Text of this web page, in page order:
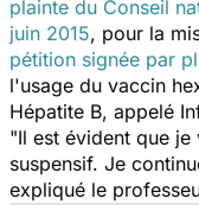
plainte du Conseil
juin 2015, pour la
pétition signée par
l'usage du vaccin
Hépatite B, appelé
"Il est évident que
suspensif. Je
expliqué le